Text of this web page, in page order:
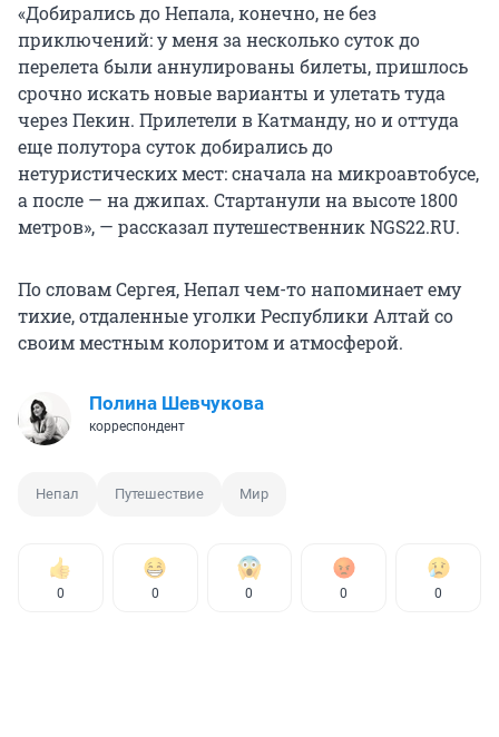
«Добирались до Непала, конечно, не без
приключений: у меня за несколько суток до
перелета были аннулированы билеты, пришлось
срочно искать новые варианты и улетать туда
через Пекин. Прилетели в Катманду, но и оттуда
еще полутора суток добирались до
нетуристических мест: сначала на микроавтобусе,
а после — на джипах. Стартанули на высоте 1800
метров», — рассказал путешественник NGS22.RU.
По словам Сергея, Непал чем-то напоминает ему
тихие, отдаленные уголки Республики Алтай со
своим местным колоритом и атмосферой.
Полина Шевчукова
корреспондент
Непал Путешествие Мир
0 0 0 0 0